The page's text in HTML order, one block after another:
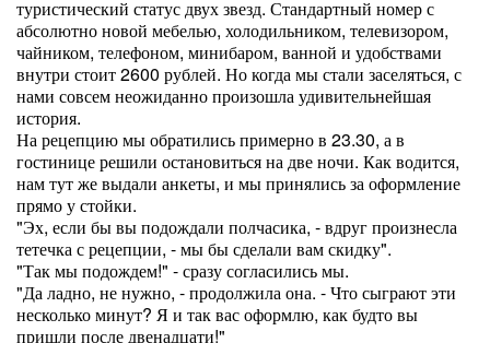
туристический статус двух звезд. Стандартный номер с
абсолютно новой мебелью, холодильником, телевизором,
чайником, телефоном, минибаром, ванной и удобствами
внутри стоит 2600 рублей. Но когда мы стали заселяться, с
нами совсем неожиданно произошла удивительнейшая
история.
На рецепцию мы обратились примерно в 23.30, а в
гостинице решили остановиться на две ночи. Как водится,
нам тут же выдали анкеты, и мы принялись за оформление
прямо у стойки.
"Эх, если бы вы подождали полчасика, - вдруг произнесла
тетечка с рецепции, - мы бы сделали вам скидку".
"Так мы подождем!" - сразу согласились мы.
"Да ладно, не нужно, - продолжила она. - Что сыграют эти
несколько минут? Я и так вас оформлю, как будто вы
пришли после двенадцати!"